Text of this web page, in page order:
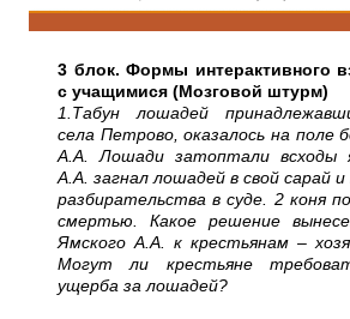
3 блок. Формы интерактивного
с учащимися (Мозговой штурм)
1.Табун лошадей
села Петрово, оказалось на поле
А.А. Лошади затоптали всходы
А.А. загнал лошадей в свой сарай
разбирательства в суде. 2 коня
смертью. Какое решение
Ямского А.А. к крестьянам –
Могут ли крестьяне
ущерба за лошадей?